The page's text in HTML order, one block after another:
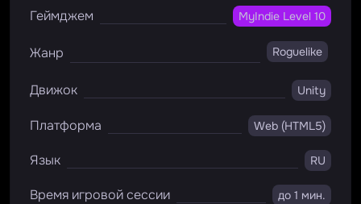
Геймджем MyIndie Level 10
Жанр Roguelike
Движок Unity
Платформа Web (HTML5)
Язык RU
Время игровой сессии до 1 мин.